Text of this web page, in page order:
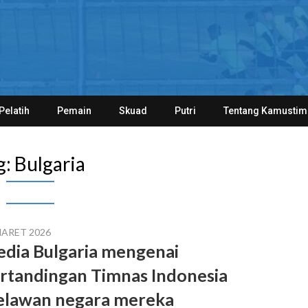
Pemain Skuad Putri Tentang
Bulgaria
2026
Bulgaria mengenai
Timnas Indonesia
negara mereka